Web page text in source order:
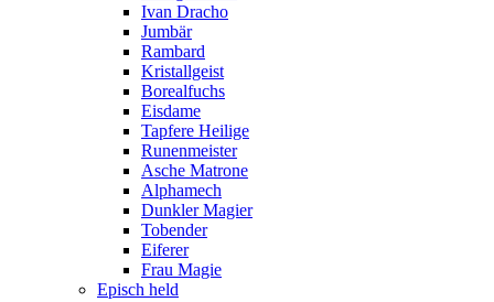
Ivan Dracho
Jumbär
Rambard
Kristallgeist
Borealfuchs
Eisdame
Tapfere Heilige
Runenmeister
Asche Matrone
Alphamech
Dunkler Magier
Tobender
Eiferer
Frau Magie
Episch held